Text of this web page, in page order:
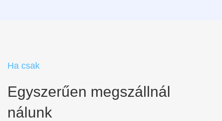
Ha csak
Egyszerűen megszállnál
nálunk